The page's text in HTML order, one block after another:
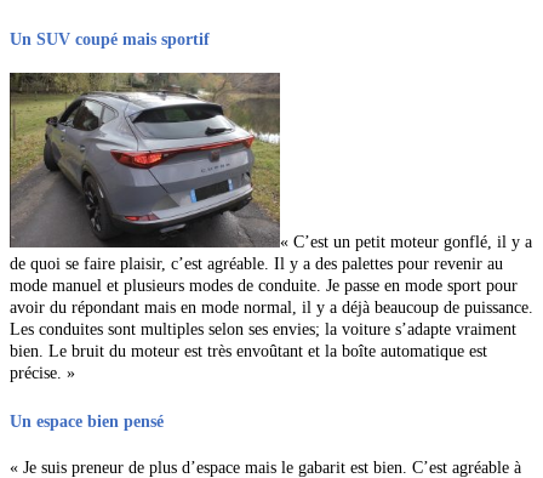
Un SUV coupé mais sportif
« C’est un petit moteur gonflé, il y a
de quoi se faire plaisir, c’est agréable. Il y a des palettes pour revenir au
mode manuel et plusieurs modes de conduite. Je passe en mode sport pour
avoir du répondant mais en mode normal, il y a déjà beaucoup de puissance.
Les conduites sont multiples selon ses envies; la voiture s’adapte vraiment
bien. Le bruit du moteur est très envoûtant et la boîte automatique est
précise. »
Un espace bien pensé
« Je suis preneur de plus d’espace mais le gabarit est bien. C’est agréable à